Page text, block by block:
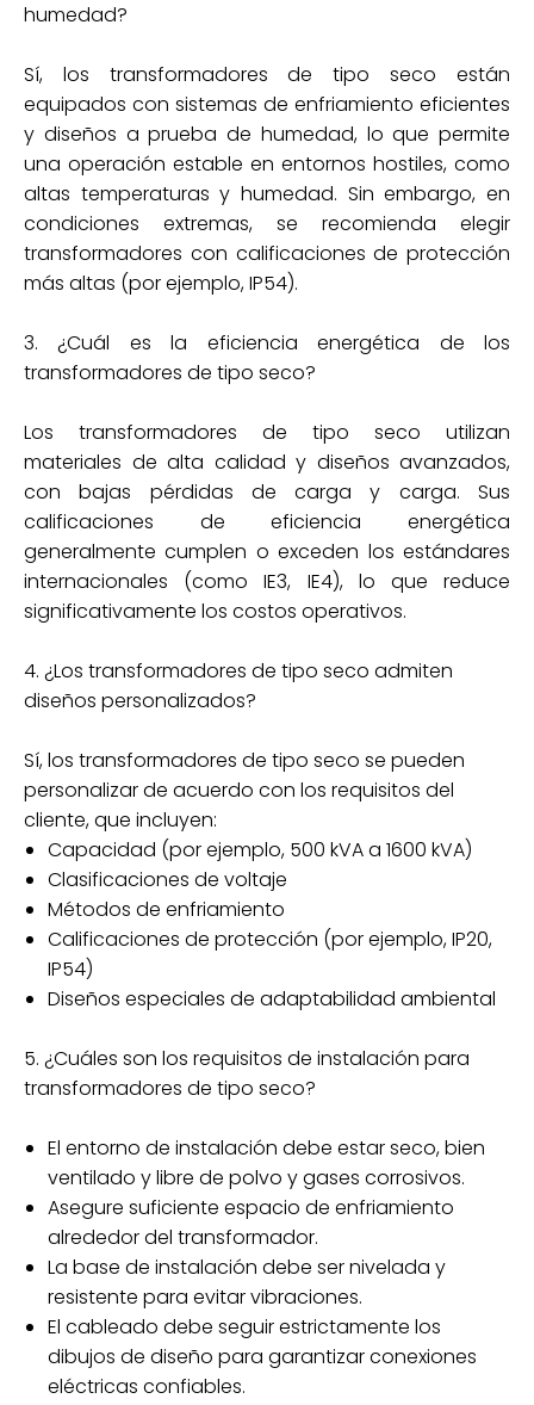
humedad?
Sí, los transformadores de tipo seco están
equipados con sistemas de enfriamiento eficientes
y diseños a prueba de humedad, lo que permite
una operación estable en entornos hostiles, como
altas temperaturas y humedad. Sin embargo, en
condiciones extremas, se recomienda elegir
transformadores con calificaciones de protección
más altas (por ejemplo, IP54).
3. ¿Cuál es la eficiencia energética de los
transformadores de tipo seco?
Los transformadores de tipo seco utilizan
materiales de alta calidad y diseños avanzados,
con bajas pérdidas de carga y carga. Sus
calificaciones de eficiencia energética
generalmente cumplen o exceden los estándares
internacionales (como IE3, IE4), lo que reduce
significativamente los costos operativos.
4. ¿Los transformadores de tipo seco admiten
diseños personalizados?
Sí, los transformadores de tipo seco se pueden
personalizar de acuerdo con los requisitos del
cliente, que incluyen:
Capacidad (por ejemplo, 500 kVA a 1600 kVA)
Clasificaciones de voltaje
Métodos de enfriamiento
Calificaciones de protección (por ejemplo, IP20,
IP54)
Diseños especiales de adaptabilidad ambiental
5. ¿Cuáles son los requisitos de instalación para
transformadores de tipo seco?
El entorno de instalación debe estar seco, bien
ventilado y libre de polvo y gases corrosivos.
Asegure suficiente espacio de enfriamiento
alrededor del transformador.
La base de instalación debe ser nivelada y
resistente para evitar vibraciones.
El cableado debe seguir estrictamente los
dibujos de diseño para garantizar conexiones
eléctricas confiables.